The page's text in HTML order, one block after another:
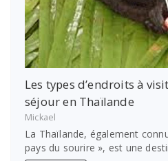
Les types d’endroits à
séjour en Thaïlande
Mickael
La Thaïlande, également
pays du sourire », est une